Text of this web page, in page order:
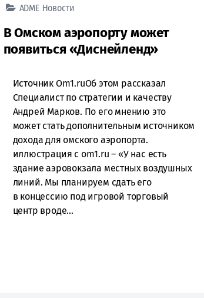
ADME Новости
В Омском аэропорту может
появиться «Диснейленд»
Источник Om1.ruОб этом рассказал
Специалист по стратегии и качеству
Андрей Марков. По его мнению это
может стать дополнительным источником
дохода для омского аэропорта.
иллюстрация с om1.ru – «У нас есть
здание аэровокзала местных воздушных
линий. Мы планируем сдать его
в концессию под игровой торговый
центр вроде...